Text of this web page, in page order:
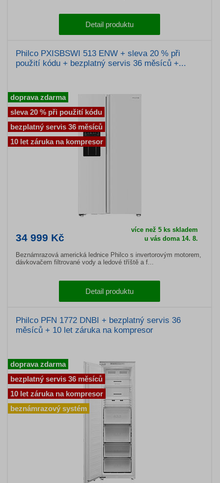
Detail produktu
Philco PXISBSWI 513 ENW + sleva 20 % při
použití kódu + bezplatný servis 36 měsíců +...
34 999 Kč
více než 5 ks skladem
u vás doma 14. 8.
Beznámrazová americká lednice Philco s invertorovým motorem,
dávkovačem filtrované vody a ledové tříště a f...
Detail produktu
doprava zdarma
sleva 20 % při použití kódu
bezplatný servis 36 měsíců
10 let záruka na kompresor
Philco PFN 1772 DNBI + bezplatný servis 36
měsíců + 10 let záruka na kompresor
doprava zdarma
bezplatný servis 36 měsíců
10 let záruka na kompresor
beznámrazový systém